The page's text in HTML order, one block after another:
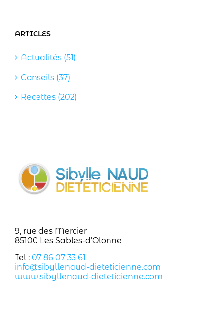
ARTICLES
Actualités (51)
Conseils (37)
Recettes (202)
9, rue des Mercier
85100 Les Sables-d’Olonne
Tel : 07 86 07 33 61
info@sibyllenaud-dieteticienne.com
www.sibyllenaud-dieteticienne.com